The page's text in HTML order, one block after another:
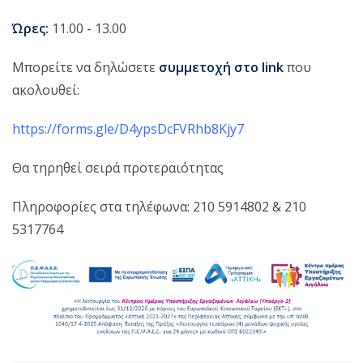
Ώρες: 11.00 - 13.00
Μπορείτε να δηλώσετε συμμετοχή στο linkπου
ακολουθεί:
https://forms.gle/D4ypsDcFVRhb8Kjy7
Θα τηρηθεί σειρά προτεραιότητας
Πληροφορίες στα τηλέφωνα: 210 5914802 & 210
5317764